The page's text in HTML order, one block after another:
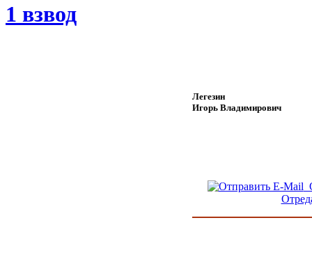
1 взвод
Легезин
Игорь Владимирович